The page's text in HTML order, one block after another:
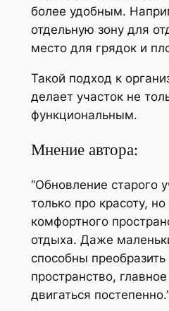
более удобным.
отдельную зону для
место для грядок и
Такой подход к
делает участок не
функциональным.
Мнение автора:
“Обновление старого
только про красоту,
комфортного
отдыха. Даже
способны
пространство,
двигаться